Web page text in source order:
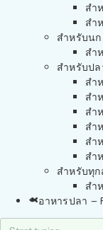
สำ
สำ
สำหรับนก
สำ
สำหรับปล
สำ
สำ
สำ
สำ
สำ
สำ
สำหรับทุ
สำ
อาหารปลา –